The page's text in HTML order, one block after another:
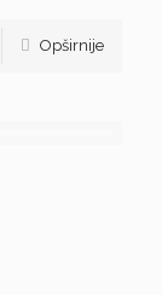
Opširnije